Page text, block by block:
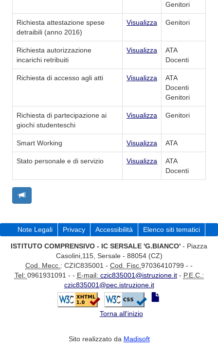
Genitori
Richiesta attestazione spese
detraibili (anno 2016)
Visualizza Genitori
Richiesta autorizzazione
incarichi retribuiti
Visualizza
ATA
Docenti
Richiesta di accesso agli atti Visualizza
ATA
Docenti
Genitori
Richiesta di partecipazione ai
giochi studenteschi
Visualizza Genitori
Smart Working Visualizza ATA
Stato personale e di servizio Visualizza
ATA
Docenti
Note Legali Privacy Accessibilità Elenco siti tematici
ISTITUTO COMPRENSIVO - IC SERSALE 'G.BIANCO' - Piazza
Casolini,115, Sersale - 88054 (CZ)
Cod. Mecc.: CZIC835001 - Cod. Fisc.97036410799 - -
Tel: 0961931091 - - E-mail: czic835001@istruzione.it- P.E.C.:
czic835001@pec.istruzione.it
Torna all'inizio
Sito realizzato da Madisoft